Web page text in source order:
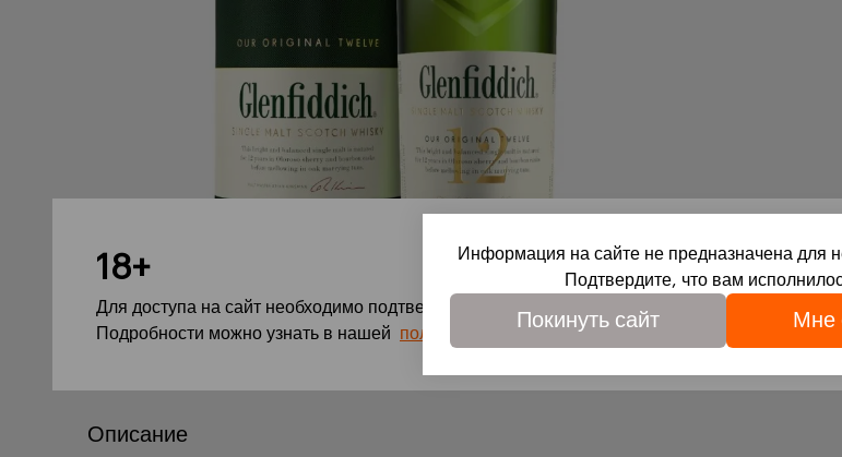
Описание
18+
Для доступа на сайт необходимо подтвердить свое совершеннолетие и согласие на
Подробности можно узнать в нашей политике обработки персональных данных
Информация на сайте не предназначена для
Подтвердите, что вам
Покинуть сайт Мне